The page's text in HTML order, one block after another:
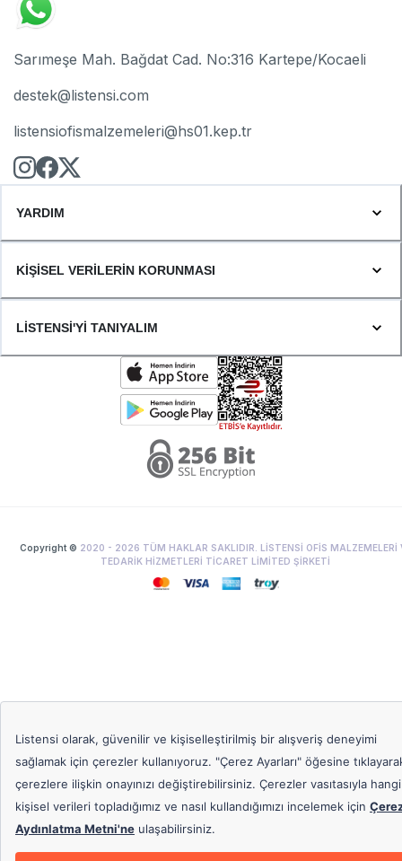
Sarımeşe Mah. Bağdat Cad. No:316 Kartepe/Kocaeli
destek@listensi.com
listensiofismalzemeleri@hs01.kep.tr
YARDIM
KİŞİSEL VERİLERİN KORUNMASI
LİSTENSİ'Yİ TANIYALIM
Copyright © 2020 - 2026 TÜM HAKLAR SAKLIDIR. LİSTENSİ OFİS MALZEMELERİ
TEDARİK HİZMETLERİ TİCARET LİMİTED ŞİRKETİ